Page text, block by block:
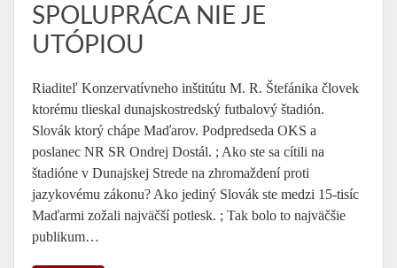
SPOLUPRÁCA NIE JE
UTÓPIOU
Riaditeľ Konzervatívneho inštitútu M. R. Štefánika človek
ktorému tlieskal dunajskostredský futbalový štadión.
Slovák ktorý chápe Maďarov. Podpredseda OKS a
poslanec NR SR Ondrej Dostál. ; Ako ste sa cítili na
štadióne v Dunajskej Strede na zhromaždení proti
jazykovému zákonu? Ako jediný Slovák ste medzi 15-tisíc
Maďarmi zožali najväčší potlesk. ; Tak bolo to najväčšie
publikum…